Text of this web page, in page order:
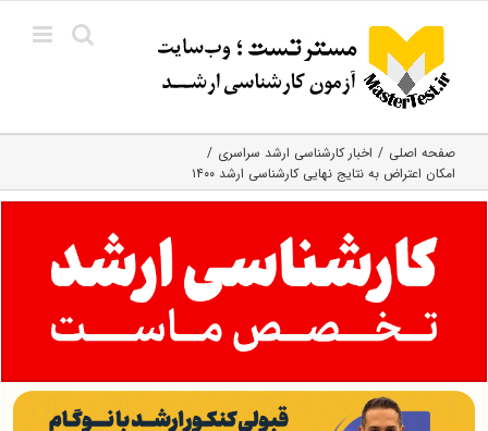
content
صفحه اصلی
اخبار کارشناسی ارشد سراسری
امکان اعتراض به نتایج نهایی کارشناسی ارشد ۱۴۰۰